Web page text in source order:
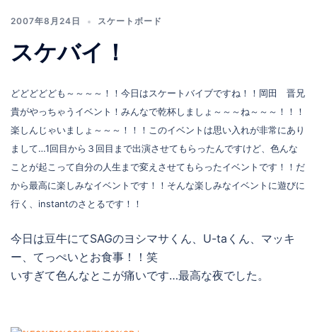
2007年8月24日 スケートボード
スケバイ！
どどどどども～～～～！！今日はスケートバイブですね！！岡田 晋兄
貴がやっちゃうイベント！みんなで乾杯しましょ～～～ね～～～！！！
楽しんじゃいましょ～～～！！！このイベントは思い入れが非常にあり
まして…1回目から３回目まで出演させてもらったんですけど、色んな
ことが起こって自分の人生まで変えさせてもらったイベントです！！だ
から最高に楽しみなイベントです！！そんな楽しみなイベントに遊びに
行く、instantのさとるです！！
今日は豆牛にてSAGのヨシマサくん、U-taくん、マッキ
ー、てっぺいとお食事！！笑
いすぎて色んなとこが痛いです…最高な夜でした。